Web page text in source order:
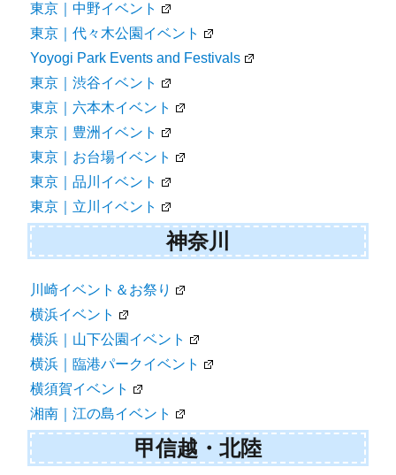
東京｜中野イベント
東京｜代々木公園イベント
Yoyogi Park Events and Festivals
東京｜渋谷イベント
東京｜六本木イベント
東京｜豊洲イベント
東京｜お台場イベント
東京｜品川イベント
東京｜立川イベント
神奈川
川崎イベント＆お祭り
横浜イベント
横浜｜山下公園イベント
横浜｜臨港パークイベント
横須賀イベント
湘南｜江の島イベント
甲信越・北陸